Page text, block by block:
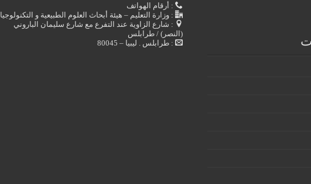
: أرقام الهواتف
: وزارة التعليم – هيئة أبحاث العلوم الطبيعية و التكنولوجيا
: شارع الزاوية عند التفرع مع شارع سليمان الباروني
(النصر) / طرابلس
: طرابلس . ليبيا – 80045